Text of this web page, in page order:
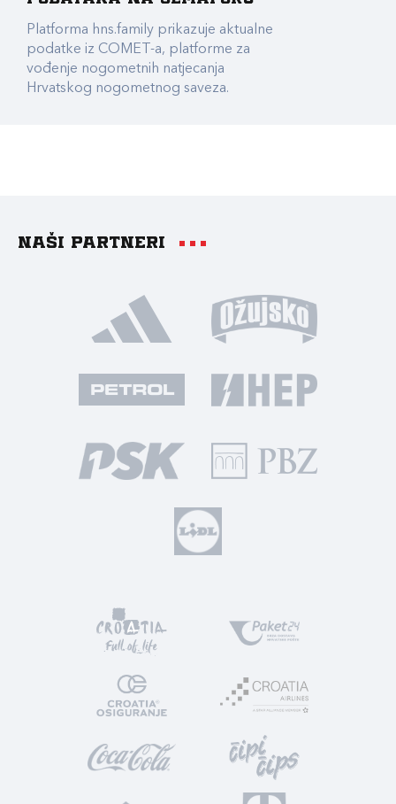
Platforma hns.family prikazuje aktualne
podatke iz COMET-a, platforme za
vođenje nogometnih natjecanja
Hrvatskog nogometnog saveza.
Naši partneri